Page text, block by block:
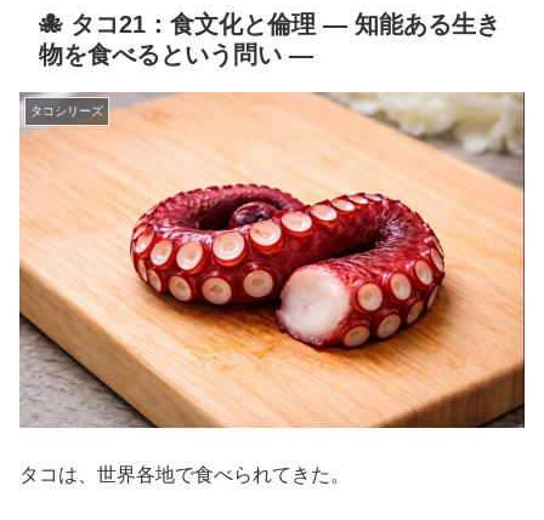
🐙 タコ21：食文化と倫理 ― 知能ある生き
物を食べるという問い ―
タコシリーズ
タコは、世界各地で食べられてきた。